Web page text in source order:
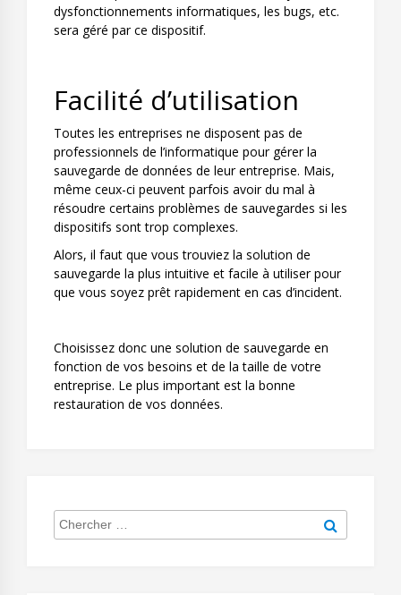
dysfonctionnements informatiques, les bugs, etc.
sera géré par ce dispositif.
Facilité d’utilisation
Toutes les entreprises ne disposent pas de
professionnels de l’informatique pour gérer la
sauvegarde de données de leur entreprise. Mais,
même ceux-ci peuvent parfois avoir du mal à
résoudre certains problèmes de sauvegardes si les
dispositifs sont trop complexes.
Alors, il faut que vous trouviez la solution de
sauvegarde la plus intuitive et facile à utiliser pour
que vous soyez prêt rapidement en cas d’incident.
Choisissez donc une solution de sauvegarde en
fonction de vos besoins et de la taille de votre
entreprise. Le plus important est la bonne
restauration de vos données.
Search
for: